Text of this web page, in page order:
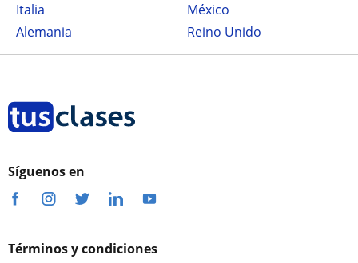
Italia
México
Alemania
Reino Unido
Síguenos en
Términos y condiciones